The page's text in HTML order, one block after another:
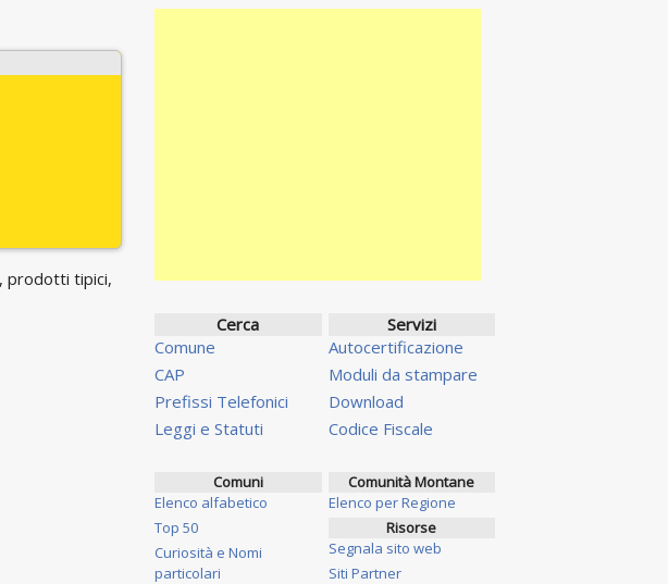
prodotti tipici,
Cerca
Comune
CAP
Prefissi Telefonici
Leggi e Statuti
Servizi
Autocertificazione
Moduli da stampare
Download
Codice Fiscale
Comuni
Elenco alfabetico
Top 50
Curiosità e Nomi
particolari
Comunità Montane
Elenco per Regione
Risorse
Segnala sito web
Siti Partner